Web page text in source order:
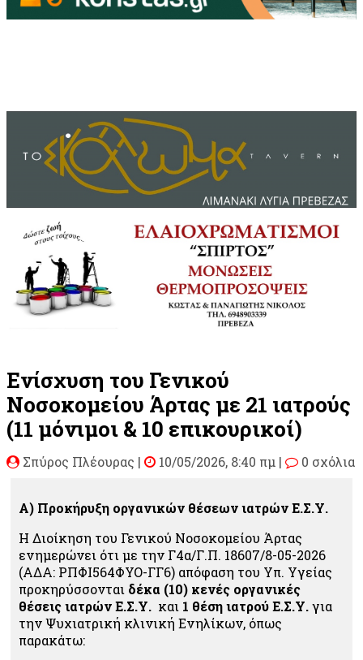
Ενίσχυση του Γενικού
Νοσοκομείου Άρτας με 21 ιατρούς
(11 μόνιμοι & 10 επικουρικοί)
Σπύρος Πλέουρας | 10/05/2026, 8:40 πμ | 0 σχόλια
Α) Προκήρυξη οργανικών θέσεων ιατρών Ε.Σ.Υ.
Η Διοίκηση του Γενικού Νοσοκομείου Άρτας
ενημερώνει ότι με την Γ4α/Γ.Π. 18607/8-05-2026
(ΑΔΑ: ΡΠΦΙ564ΦΥΟ-ΓΓ6) απόφαση του Υπ. Υγείας
προκηρύσσονται δέκα (10) κενές οργανικές
θέσεις ιατρών Ε.Σ.Υ. και 1 θέση ιατρού Ε.Σ.Υ.για
την Ψυχιατρική κλινική Ενηλίκων, όπως
παρακάτω: